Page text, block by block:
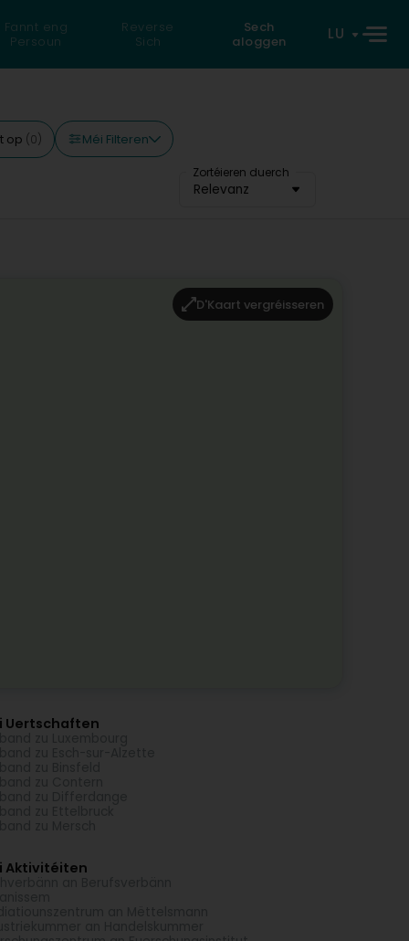
Fannt eng
Persoun
Reverse
Sich
Sech
aloggen
LU
op (0) Méi Filteren
Zortéieren duerch
Relevanz
D'Kaart vergréisseren
Uertschaften
Aktivitéiten